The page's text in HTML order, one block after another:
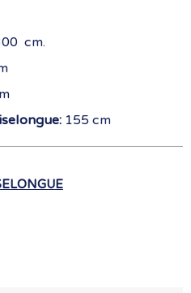
cm.
155 cm